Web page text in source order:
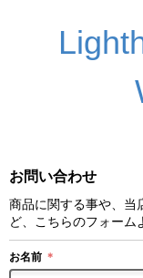
お問い合わせ
商品に関する事や、当
ど、こちらのフォーム
お名前 ＊